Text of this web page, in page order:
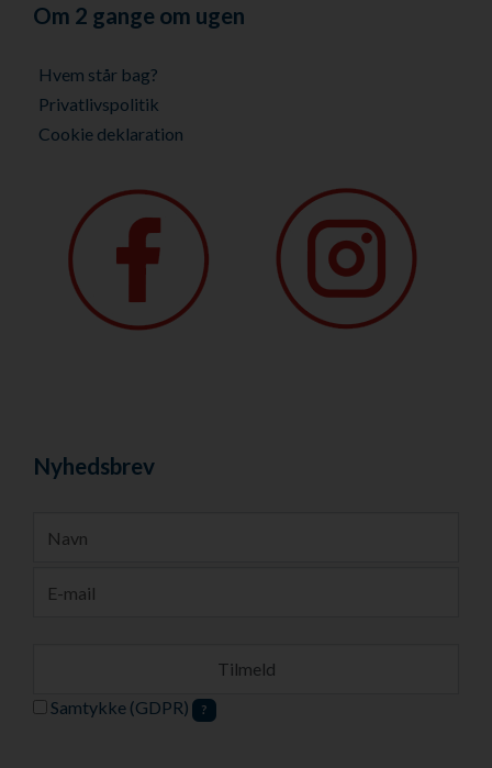
Om 2 gange om ugen
Hvem står bag?
Privatlivspolitik
Cookie deklaration
Nyhedsbrev
Samtykke (GDPR) ?